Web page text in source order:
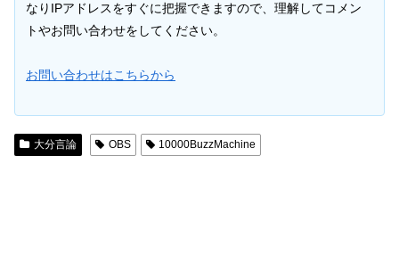
なりIPアドレスをすぐに把握できますので、理解してコメン
トやお問い合わせをしてください。
お問い合わせはこちらから
大分言論 OBS 10000BuzzMachine